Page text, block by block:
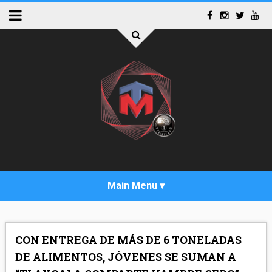
CON ENTREGA DE MÁS DE 6 TONELADAS
DE ALIMENTOS, JÓVENES SE SUMAN A